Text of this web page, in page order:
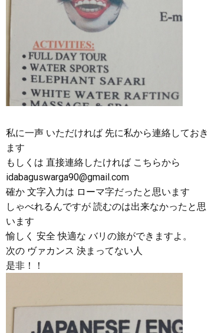
私に一声 いただければ 先に私から連絡しておき
ます
もしくは 直接連絡したければ こちらから
idabaguswarga90@gmail.com
確か 文字入力は ローマ字だったと思います
しゃべれるんですが 読むのは出来なかったと思
います
愉しく 安全 快適な バリの旅ができますよ。
次の ヴァカンス 決まってない人
是非！！